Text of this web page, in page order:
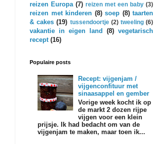
reizen Europa (7) reizen met een baby (3)
reizen met kinderen (8) soep (8) taarten
& cakes (19) tussendoortje (2) tweeling (6)
vakantie in eigen land (8) vegetarisch
recept (16)
Populaire posts
Recept: vijgenjam /
vijgenconfituur met
sinaasappel en gember
Vorige week kocht ik op
de markt 2 dozen rijpe
vijgen voor een klein
prijsje. Ik had bedacht om van de
vijgenjam te maken, maar toen ik...